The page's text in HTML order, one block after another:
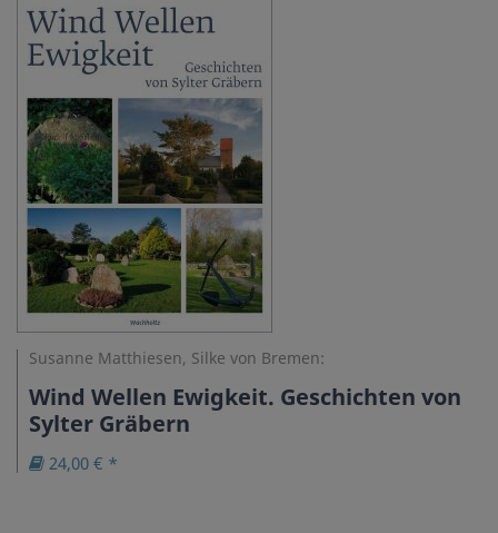
Susanne Matthiesen, Silke von Bremen:
Wind Wellen Ewigkeit. Geschichten von
Sylter Gräbern
24,00 € *